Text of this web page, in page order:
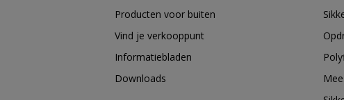
Producten voor buiten
Vind je verkooppunt
Informatiebladen
Downloads